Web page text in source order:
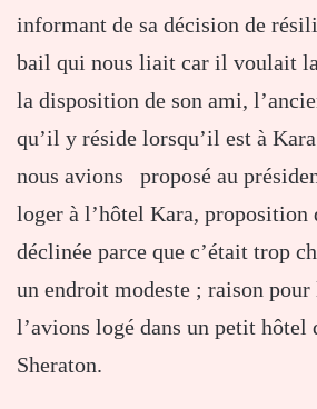
informant de sa décision de
bail qui nous liait car il voulait
la disposition de son ami,
qu’il y réside lorsqu’il est à
nous avions proposé au
loger à l’hôtel Kara, proposition
déclinée parce que c’était trop
un endroit modeste ; raison pour
l’avions logé dans un petit hôtel
Sheraton.